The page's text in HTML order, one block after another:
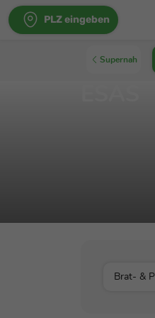
PLZ eingeben
Supernah
Brat- &